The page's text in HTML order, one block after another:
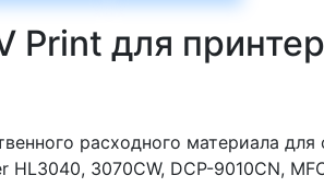
Print для
расходного материала
3070CW, DCP-9010CN,